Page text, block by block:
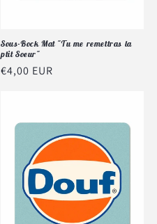
Sous-Bock Mat "Tu me remettras la
ptit Soeur"
Prix
€4,00 EUR